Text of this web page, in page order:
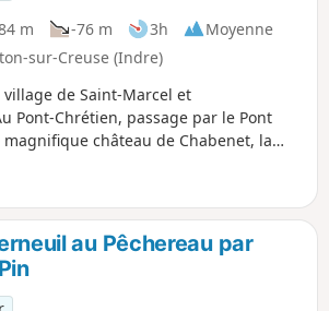
m -76 m 3h
Moyenne
sur-Creuse (Indre)
de Saint-Marcel et
Pont-Chrétien, passage par le Pont
château de Chabenet, la
au Pêchereau par